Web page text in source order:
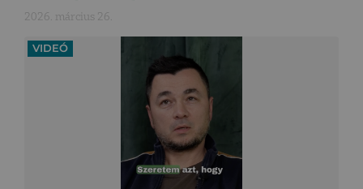
2026. március 26.
VIDEÓ